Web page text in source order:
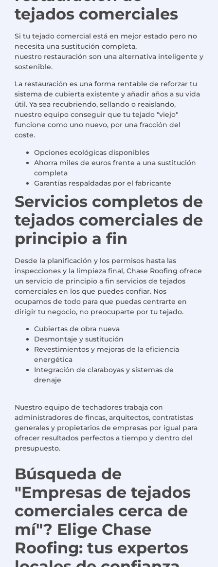
tejados comerciales
Si tu tejado comercial está en mejor estado pero no
necesita una sustitución completa,
nuestro restauración son una alternativa inteligente y
sostenible.
La restauración es una forma rentable de reforzar tu
sistema de cubierta existente y añadir años a su vida
útil. Ya sea recubriendo, sellando o reaislando,
nuestro equipo conseguir que tu tejado "viejo"
funcione como uno nuevo, por una fracción del
coste.
Opciones ecológicas disponibles
Ahorra miles de euros frente a una sustitución
completa
Garantías respaldadas por el fabricante
Servicios completos de
tejados comerciales de
principio a fin
Desde la planificación y los permisos hasta las
inspecciones y la limpieza final, Chase Roofing ofrece
un servicio de principio a fin servicios de tejados
comerciales en los que puedes confiar. Nos
ocupamos de todo para que puedas centrarte en
dirigir tu negocio, no preocuparte por tu tejado.
Cubiertas de obra nueva
Desmontaje y sustitución
Revestimientos y mejoras de la eficiencia
energética
Integración de claraboyas y sistemas de
drenaje
Nuestro equipo de techadores trabaja con
administradores de fincas, arquitectos, contratistas
generales y propietarios de empresas por igual para
ofrecer resultados perfectos a tiempo y dentro del
presupuesto.
Búsqueda de
"Empresas de tejados
comerciales cerca de
mí"? Elige Chase
Roofing: tus expertos